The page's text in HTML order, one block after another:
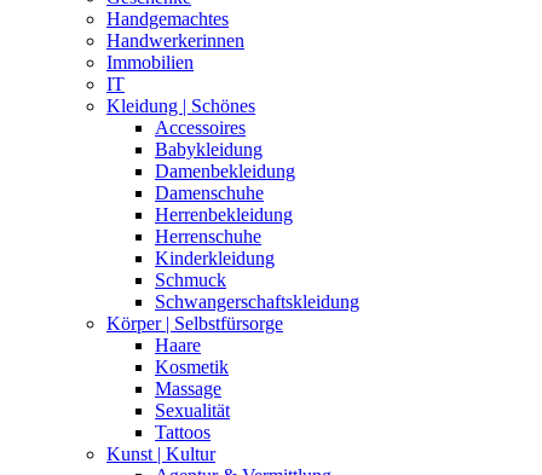
Handgemachtes
Handwerkerinnen
Immobilien
IT
Kleidung | Schönes
Accessoires
Babykleidung
Damenbekleidung
Damenschuhe
Herrenbekleidung
Herrenschuhe
Kinderkleidung
Schmuck
Schwangerschaftskleidung
Körper | Selbstfürsorge
Haare
Kosmetik
Massage
Sexualität
Tattoos
Kunst | Kultur